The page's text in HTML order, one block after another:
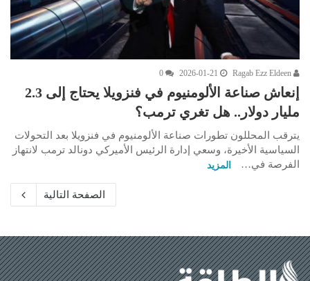
2026-01-21
0
إنعاش صناعة الألومنيوم في فنزويلا يحتاج إلى 2.3
مليار دولار.. هل تغري ترمب؟
يترقب المحللون تطورات صناعة الألومنيوم في فنزويلا بعد التحولات
السياسية الأخيرة، وسعي إدارة الرئيس الأميركي دونالد ترمب لانتهاز
الفرصة في…
المزيد
الصفحة التالية